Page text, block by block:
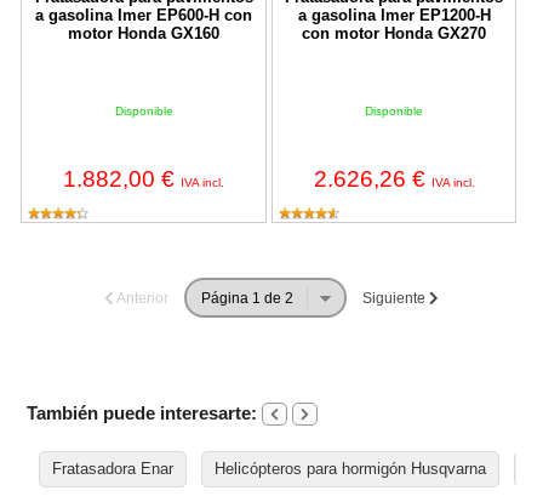
a gasolina Imer EP600-H con
motor Honda GX160
Disponible
1.882,00 € IVA incl.
a gasolina Imer EP1200-H
con motor Honda GX270
Disponible
2.626,26 € IVA incl.
Anterior Siguiente
También puede interesarte:
Fratasadora Enar Helicópteros para hormigón Husqvarna